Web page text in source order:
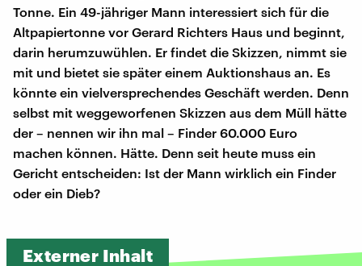
Tonne. Ein 49-jähriger Mann interessiert sich für die
Altpapiertonne vor Gerard Richters Haus und beginnt,
darin herumzuwühlen. Er findet die Skizzen, nimmt sie
mit und bietet sie später einem Auktionshaus an. Es
könnte ein vielversprechendes Geschäft werden. Denn
selbst mit weggeworfenen Skizzen aus dem Müll hätte
der – nennen wir ihn mal – Finder 60.000 Euro
machen können. Hätte. Denn seit heute muss ein
Gericht entscheiden: Ist der Mann wirklich ein Finder
oder ein Dieb?
Externer Inhalt